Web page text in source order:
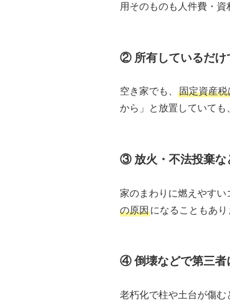
用そのものも人件費・資
② 所有しているだけ
空き家でも、 固定資産
から」と放置していても
③ 放火・不法投棄な
家のまわりに燃えやすい
の原因になることもあり
④ 倒壊などで第三者
老朽化で柱や土台が傷